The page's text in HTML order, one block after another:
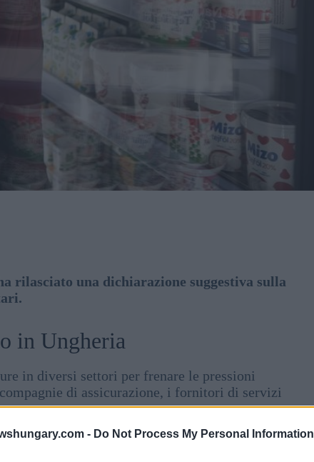
- Do Not Process My Personal Information
rilasciato una dichiarazione suggestiva sulla
in Ungheria
in diversi settori per frenare le pressioni
di assicurazione, i fornitori di servizi
regola del price cap, che mira a ridurre i prezzi dei